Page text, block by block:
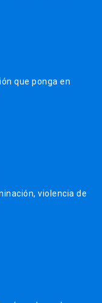
que ponga en
violencia de